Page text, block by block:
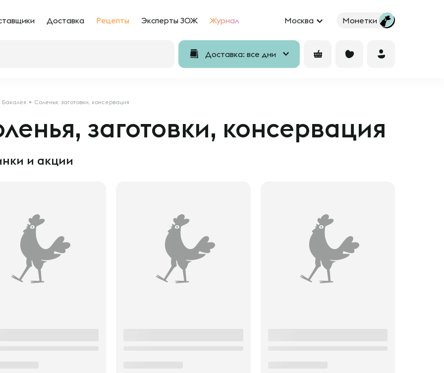
Доставка Рецепты Эксперты ЗОЖ Журнал Москва Монетки
Доставка: все дни
Бакалея Соленья, заготовки, консервация
заготовки, консервация
и акции